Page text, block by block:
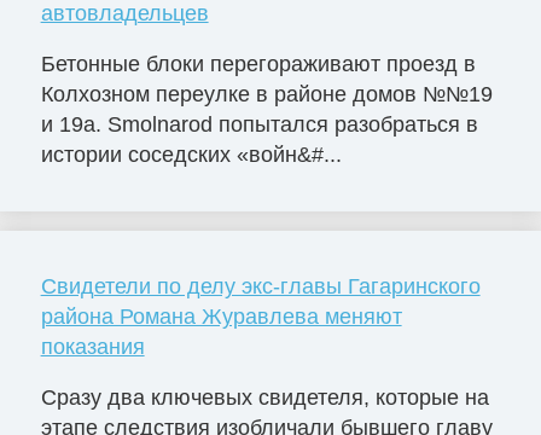
автовладельцев
Бетонные блоки перегораживают проезд в
Колхозном переулке в районе домов №№19
и 19а. Smolnarod попытался разобраться в
истории соседских «войн&#...
Свидетели по делу экс-главы Гагаринского
района Романа Журавлева меняют
показания
Сразу два ключевых свидетеля, которые на
этапе следствия изобличали бывшего главу